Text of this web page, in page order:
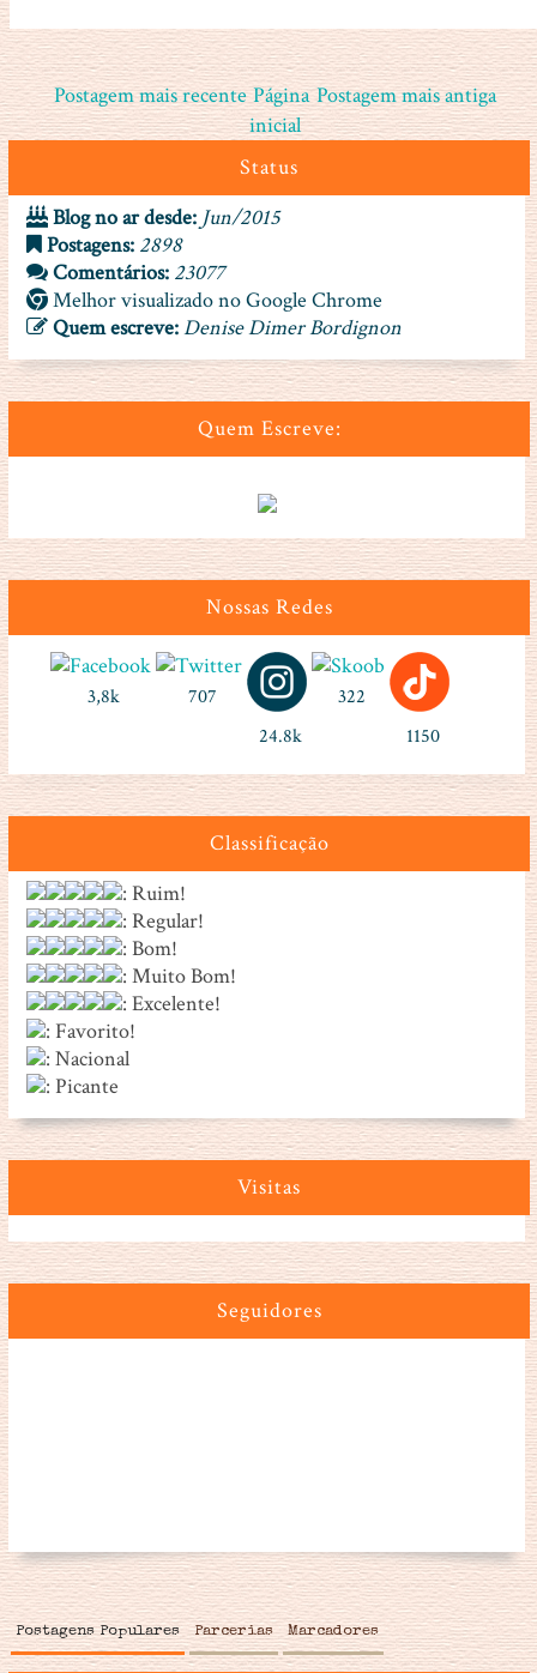
Postagem mais recente Postagem mais antiga
Página
inicial
Status
Blog no ar desde: Jun/2015
Postagens: 2898
Comentários: 23077
Melhor visualizado no Google Chrome
Quem escreve:Denise Dimer Bordignon
Quem Escreve:
Nossas Redes
3,8k
707
24.8k
322
1150
Classificação
: Ruim!
: Regular!
: Bom!
: Muito Bom!
: Excelente!
: Favorito!
: Nacional
: Picante
Visitas
Seguidores
Postagens Populares Parcerias Marcadores